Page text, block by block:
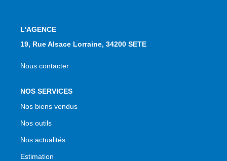
Avis Clients
L'AGENCE
19, Rue Alsace Lorraine, 34200 SETE
Nous contacter
NOS SERVICES
Nos biens vendus
Nos outils
Nos actualités
Estimation